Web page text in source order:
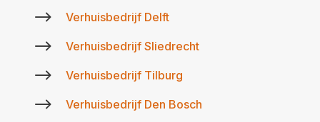
$ Verhuisbedrijf Delft
$ Verhuisbedrijf Sliedrecht
$ Verhuisbedrijf Tilburg
$ Verhuisbedrijf Den Bosch